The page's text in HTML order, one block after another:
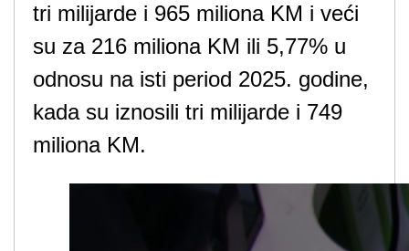
tri milijarde i 965 miliona KM i veći
su za 216 miliona KM ili 5,77% u
odnosu na isti period 2025. godine,
kada su iznosili tri milijarde i 749
miliona KM.